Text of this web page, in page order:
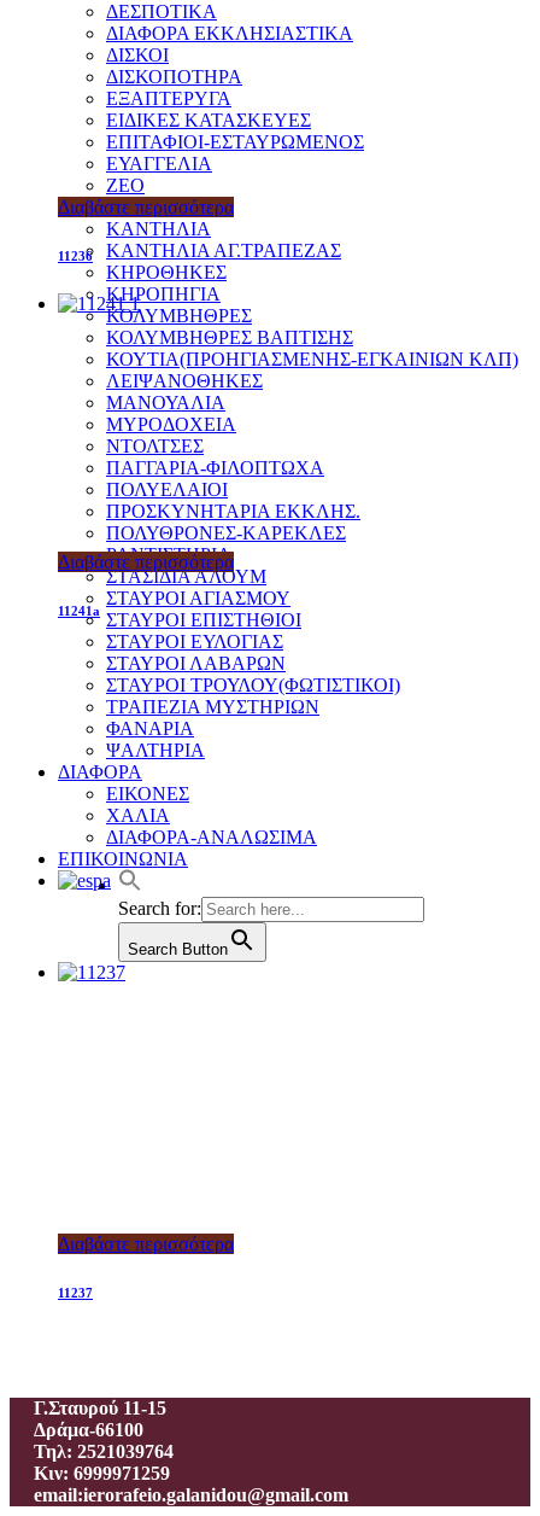
ΔΕΣΠΟΤΙΚΑ
ΔΙΑΦΟΡΑ ΕΚΚΛΗΣΙΑΣΤΙΚΑ
ΔΙΣΚΟΙ
ΔΙΣΚΟΠΟΤΗΡΑ
ΕΞΑΠΤΕΡΥΓΑ
ΕΙΔΙΚΕΣ ΚΑΤΑΣΚΕΥΕΣ
ΕΠΙΤΑΦΙΟΙ-ΕΣΤΑΥΡΩΜΕΝΟΣ
ΕΥΑΓΓΕΛΙΑ
ΖΕΟ
ΘΥΜΙΑΤΑ
ΚΑΝΤΗΛΙΑ
ΚΑΝΤΗΛΙΑ ΑΓ.ΤΡΑΠΕΖΑΣ
ΚΗΡΟΘΗΚΕΣ
ΚΗΡΟΠΗΓΙΑ
ΚΟΛΥΜΒΗΘΡΕΣ
ΚΟΛΥΜΒΗΘΡΕΣ ΒΑΠΤΙΣΗΣ
ΚΟΥΤΙΑ(ΠΡΟΗΓΙΑΣΜΕΝΗΣ-ΕΓΚΑΙΝΙΩΝ ΚΛΠ)
ΛΕΙΨΑΝΟΘΗΚΕΣ
ΜΑΝΟΥΑΛΙΑ
ΜΥΡΟΔΟΧΕΙΑ
ΝΤΟΛΤΣΕΣ
ΠΑΓΓΑΡΙΑ-ΦΙΛΟΠΤΩΧΑ
ΠΟΛΥΕΛΑΙΟΙ
ΠΡΟΣΚΥΝΗΤΑΡΙΑ ΕΚΚΛΗΣ.
ΠΟΛΥΘΡΟΝΕΣ-ΚΑΡΕΚΛΕΣ
ΡΑΝΤΙΣΤΗΡΙΑ
ΣΤΑΣΙΔΙΑ ΑΛΟΥΜ
ΣΤΑΥΡΟΙ ΑΓΙΑΣΜΟΥ
ΣΤΑΥΡΟΙ ΕΠΙΣΤΗΘΙΟΙ
ΣΤΑΥΡΟΙ ΕΥΛΟΓΙΑΣ
ΣΤΑΥΡΟΙ ΛΑΒΑΡΩΝ
ΣΤΑΥΡΟΙ ΤΡΟΥΛΟΥ(ΦΩΤΙΣΤΙΚΟΙ)
ΤΡΑΠΕΖΙΑ ΜΥΣΤΗΡΙΩΝ
ΦΑΝΑΡΙΑ
ΨΑΛΤΗΡΙΑ
ΔΙΑΦΟΡΑ
ΕΙΚΟΝΕΣ
ΧΑΛΙΑ
ΔΙΑΦΟΡΑ-ΑΝΑΛΩΣΙΜΑ
ΕΠΙΚΟΙΝΩΝΙΑ
Search for:
Search Button
Διαβάστε περισσότερα
11236
Διαβάστε περισσότερα
11241a
Διαβάστε περισσότερα
11237
Γ.Σταυρού 11-15
Δράμα-66100
Τηλ: 2521039764
Κιν: 6999971259
email:ierorafeio.galanidou@gmail.com